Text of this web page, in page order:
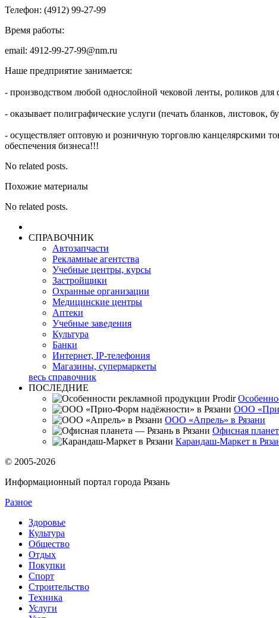
Телефон: (4912) 99-27-99
Время работы:
email: 4912-99-27-99@nm.ru
Наше предприятие занимается:
- производством любой однослойной чековой ленты, роликов для
- оказывает полиграфические услуги (печать бланков, листовок,
- осуществляет оптовую и розничную торговлю канцелярскими
обеспечения бизнеса!!!
No related posts.
Похожие материалы
No related posts.
СПРАВОЧНИК
Автозапчасти
Рекламные агентства
Учебные центры, курсы
Застройщики
Охранные организации
Медицинские центры
Аптеки
Учебные заведения
Культура
Банки
Интернет, IP-телефония
Магазины, супермаркеты
весь справочник
ПОСЛЕДНИЕ
ООО
ООО «Апрель» в Рязани
Офисная
Карандаш-Маркет в
© 2005-2026
Информационный портал города Рязань
Разное
Здоровье
Культура
Общество
Отдых
Покупки
Спорт
Строительство
Техника
Услуги